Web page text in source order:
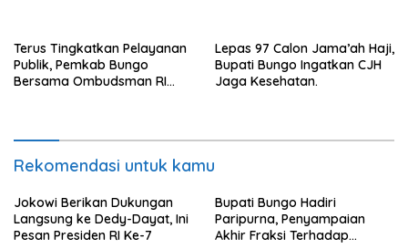
Terus Tingkatkan Pelayanan
Publik, Pemkab Bungo
Bersama Ombudsman RI
Lepas 97 Calon Jama’ah Haji,
Bupati Bungo Ingatkan CJH
Jaga Kesehatan.
Rekomendasi untuk kamu
Jokowi Berikan Dukungan
Langsung ke Dedy-Dayat, Ini
Pesan Presiden RI Ke-7
Bupati Bungo Hadiri
Paripurna, Penyampaian
Akhir Fraksi Terhadap